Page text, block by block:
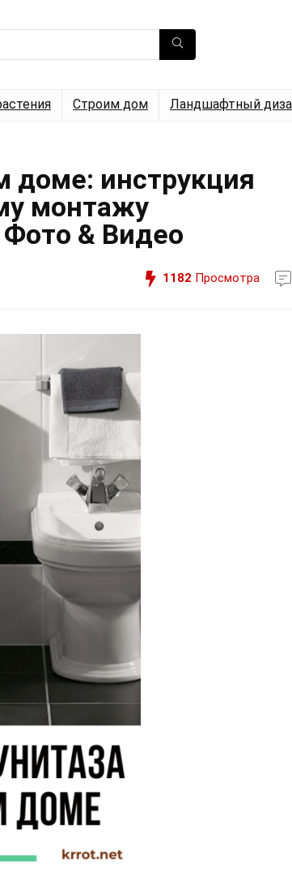
Строим дом Ландшафтный
доме: инструкция
монтажу
& Видео
1182 Просмотра